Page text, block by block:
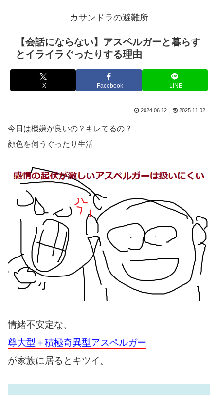
カサンドラの避難所
【会話にならない】アスペルガーと暮らす
とイライラぐったりする理由
X Facebook LINE
2024.06.12 2025.11.02
今日は機嫌が良いの？キレてるの？
顔色を伺うぐったり生活
情緒不安定な、
尊大型＋積極奇異型アスペルガー
が家族に居るとキツイ。